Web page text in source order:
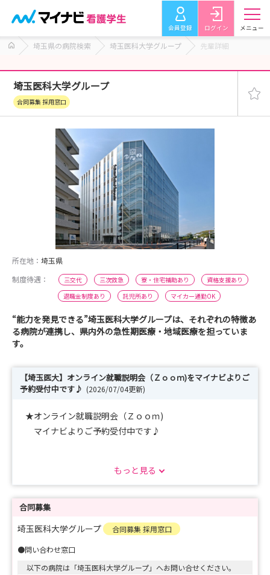
会員登録 ログイン メニュー
埼玉県の病院検索 埼玉医科大学グループ 先輩詳細
埼玉医科大学グループ
合同募集 採用窓口
所在地： 埼玉県
制度待遇：
三交代 三次救急 寮・住宅補助あり
資格支援あり
退職金制度あり
託児所あり マイカー通勤OK
“能力を発見できる”埼玉医科大学グループは、それぞれの特徴あ
る病院が連携し、県内外の急性期医療・地域医療を担っていま
す。
【埼玉医大】オンライン就職説明会（Ｚｏｏｍ)をマイナビよりご
予約受付中です♪ (2026/07/04更新)
★オンライン就職説明会（Ｚｏｏｍ)
マイナビよりご予約受付中です♪
3dab99240ad2963452dccf813832
い。
★イベントのお知らせ
【インターンシップ、病院見学など各種イベントのご予
もっと見る
合同募集
埼玉医科大学グループ
合同募集 採用窓口
●問い合わせ窓口
以下の病院は「埼玉医科大学グループ」へお問い合せください。